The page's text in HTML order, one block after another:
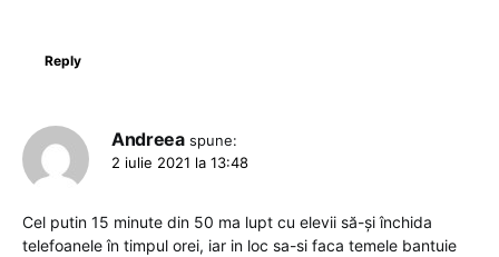
Reply
Andreea spune:
2 iulie 2021 la 13:48
Cel putin 15 minute din 50 ma lupt cu elevii să-și închida
telefoanele în timpul orei, iar in loc sa-si faca temele bantuie